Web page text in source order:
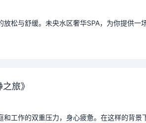
松与舒缓。未央水区奢华SPA，为你提供一
旅》
工作的双重压力，身心疲惫。在这样的背景